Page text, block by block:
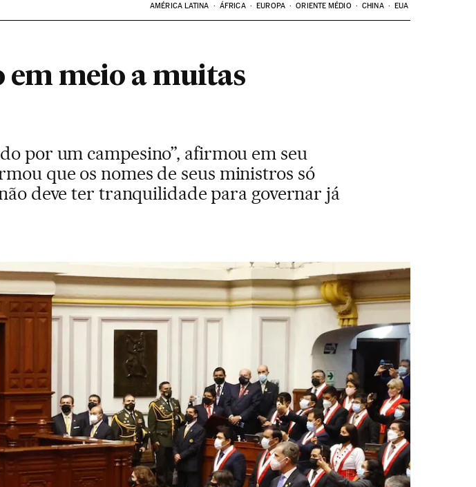
AMÉRICA LATINA ÁFRICA EUROPA ORIENTE MÉDIO CHINA EUA
em meio a muitas
por um campesino”, afirmou em seu
que os nomes de seus ministros só
deve ter tranquilidade para governar já